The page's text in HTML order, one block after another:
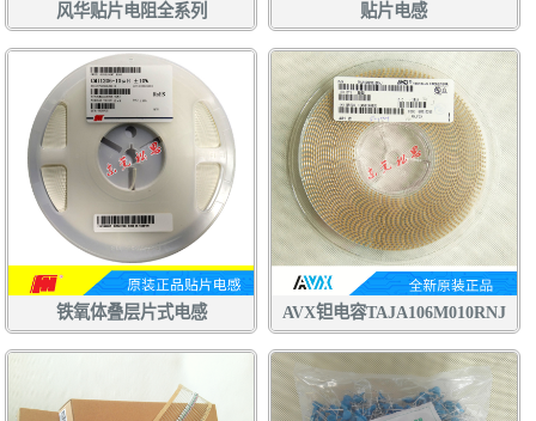
风华贴片电阻全系列 贴片电感
铁氧体叠层片式电感 AVX钽电容TAJA106M010RNJ